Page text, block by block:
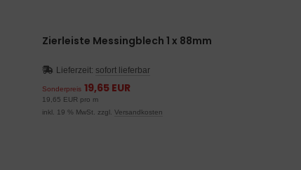
Zierleiste Messingblech 1 x 88mm
Lieferzeit: sofort lieferbar
Sonderpreis 19,65 EUR
19,65 EUR pro m
inkl. 19 % MwSt. zzgl. Versandkosten